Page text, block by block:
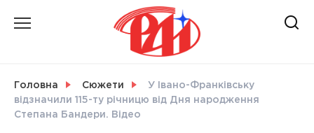
СВІТ
Головна Сюжети
У Івано-Франківську
відзначили 115-ту річницю від Дня народження
Степана Бандери. Відео